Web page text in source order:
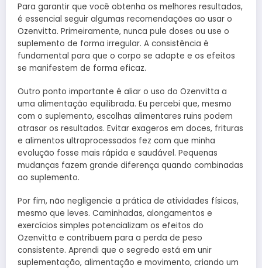
Para garantir que você obtenha os melhores resultados,
é essencial seguir algumas recomendações ao usar o
Ozenvitta. Primeiramente, nunca pule doses ou use o
suplemento de forma irregular. A consistência é
fundamental para que o corpo se adapte e os efeitos
se manifestem de forma eficaz.
Outro ponto importante é aliar o uso do Ozenvitta a
uma alimentação equilibrada. Eu percebi que, mesmo
com o suplemento, escolhas alimentares ruins podem
atrasar os resultados. Evitar exageros em doces, frituras
e alimentos ultraprocessados fez com que minha
evolução fosse mais rápida e saudável. Pequenas
mudanças fazem grande diferença quando combinadas
ao suplemento.
Por fim, não negligencie a prática de atividades físicas,
mesmo que leves. Caminhadas, alongamentos e
exercícios simples potencializam os efeitos do
Ozenvitta e contribuem para a perda de peso
consistente. Aprendi que o segredo está em unir
suplementação, alimentação e movimento, criando um